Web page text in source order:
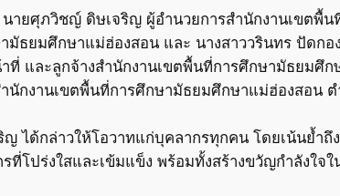
ายศุภวิชญ์ ดิษเจริญ ผู้อำนวยการสำนักงานเขตพื้
มัธยมศึกษาแม่ฮ่องสอน และ นางสาววรินทร ปัดก
ที่ และลูกจ้างสำนักงานเขตพื้นที่การศึกษามัธยมศึ
งานเขตพื้นที่การศึกษามัธยมศึกษาแม่ฮ่องสอน ต
ได้กล่าวให้โอวาทแก่บุคลากรทุกคน โดยเน้นย้ำ
ที่โปร่งใสและเข้มแข็ง พร้อมทั้งสร้างขวัญกำลังใจ